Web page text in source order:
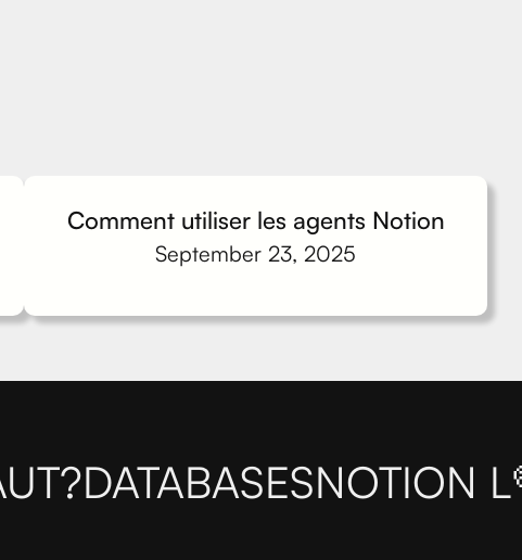
Comment utiliser les agents Notion
September 23, 2025
DATABASESNOTION